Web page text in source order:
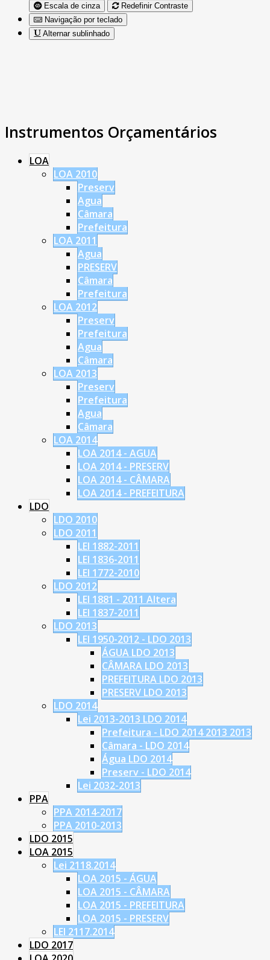
Escala de cinza
Redefinir Contraste
Navigação por teclado
Alternar sublinhado
Instrumentos Orçamentários
LOA
LOA 2010
Preserv
Agua
Câmara
Prefeitura
LOA 2011
Agua
PRESERV
Câmara
Prefeitura
LOA 2012
Preserv
Prefeitura
Agua
Câmara
LOA 2013
Preserv
Prefeitura
Agua
Câmara
LOA 2014
LOA 2014 - AGUA
LOA 2014 - PRESERV
LOA 2014 - CÂMARA
LOA 2014 - PREFEITURA
LDO
LDO 2010
LDO 2011
LEI 1882-2011
LEI 1836-2011
LEI 1772-2010
LDO 2012
LEI 1881 - 2011 Altera
LEI 1837-2011
LDO 2013
LEI 1950-2012 - LDO 2013
ÁGUA LDO 2013
CÂMARA LDO 2013
PREFEITURA LDO 2013
PRESERV LDO 2013
LDO 2014
Lei 2013-2013 LDO 2014
Prefeitura - LDO 2014 2013 2013
Câmara - LDO 2014
Água LDO 2014
Preserv - LDO 2014
Lei 2032-2013
PPA
PPA 2014-2017
PPA 2010-2013
LDO 2015
LOA 2015
Lei 2118.2014
LOA 2015 - ÁGUA
LOA 2015 - CÂMARA
LOA 2015 - PREFEITURA
LOA 2015 - PRESERV
LEI 2117.2014
LDO 2017